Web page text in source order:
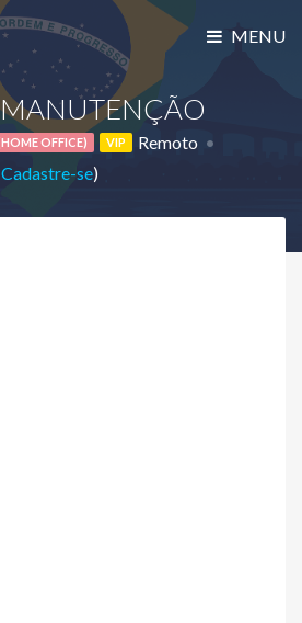
MENU
OFFICE) VIP
Remoto
Cadastre-se)